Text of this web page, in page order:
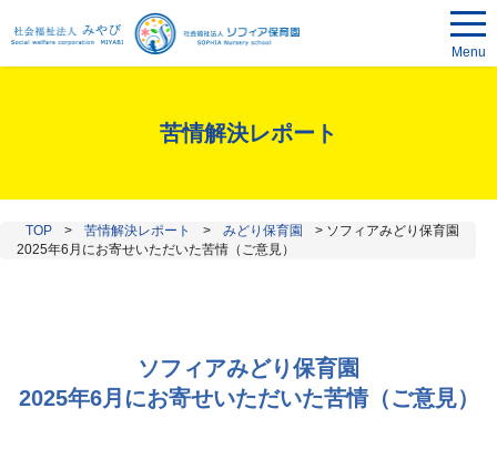
Menu
苦情解決レポート
TOP > 苦情解決レポート > みどり保育園 > ソフィアみどり保育園
2025年6月にお寄せいただいた苦情（ご意見）
ソフィアみどり保育園
2025年6月にお寄せいただいた苦情（ご意見）